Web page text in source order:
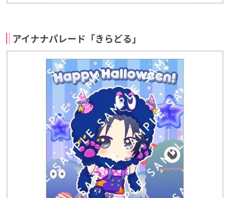
アイナナパレード「きらどる」